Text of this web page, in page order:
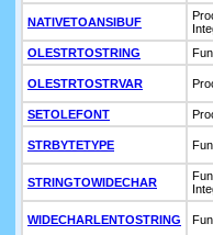
NATIVETOANSIBUF
OLESTRTOSTRING
OLESTRTOSTRVAR
SETOLEFONT
STRBYTETYPE
STRINGTOWIDECHAR
WIDECHARLENTOSTRING